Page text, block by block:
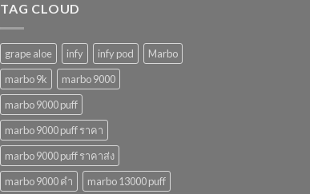
TAG CLOUD
grape aloe infy infy pod
Marbo
marbo 9k
marbo 9000
marbo 9000 puff
marbo 9000 puff ราคา
marbo 9000 puff ราคาส่ง
marbo 9000 คํา
marbo 13000 puff